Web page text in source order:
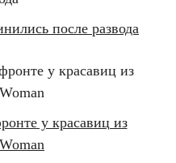
после развода
у красавиц из